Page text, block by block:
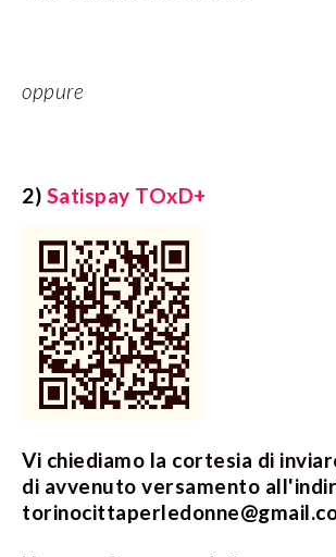
oppure
2) Satispay TOxD+
Vi chiediamo la cortesia di
di avvenuto versamento